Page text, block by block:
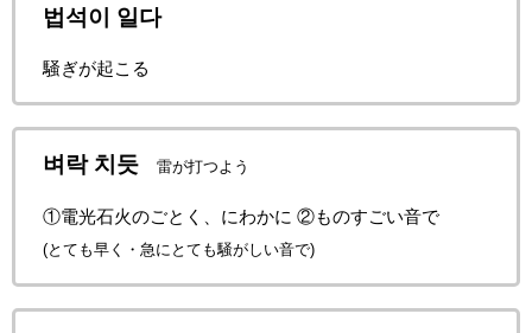
법석이 일다
騒ぎが起こる
벼락 치듯 雷が打つよう
①電光石火のごとく、にわかに ②ものすごい音で
(とても早く・急にとても騒がしい音で)